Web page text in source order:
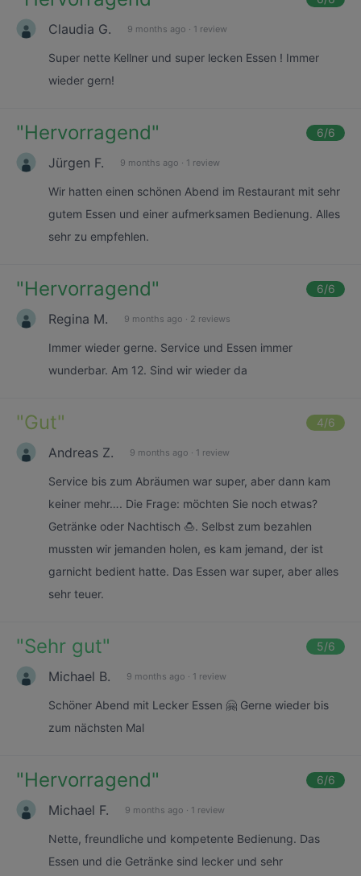
Claudia G. 9 months ago · 1 review
Super nette Kellner und super lecken Essen ! Immer
wieder gern!
"Hervorragend" 6/6
Jürgen F. 9 months ago · 1 review
Wir hatten einen schönen Abend im Restaurant mit sehr
gutem Essen und einer aufmerksamen Bedienung. Alles
sehr zu empfehlen.
"Hervorragend" 6/6
Regina M. 9 months ago · 2 reviews
Immer wieder gerne. Service und Essen immer
wunderbar. Am 12. Sind wir wieder da
"Gut" 4/6
Andreas Z. 9 months ago · 1 review
Service bis zum Abräumen war super, aber dann kam
keiner mehr…. Die Frage: möchten Sie noch etwas?
Getränke oder Nachtisch 🍮. Selbst zum bezahlen
mussten wir jemanden holen, es kam jemand, der ist
garnicht bedient hatte. Das Essen war super, aber alles
sehr teuer.
"Sehr gut" 5/6
Michael B. 9 months ago · 1 review
Schöner Abend mit Lecker Essen 🤗 Gerne wieder bis
zum nächsten Mal
"Hervorragend" 6/6
Michael F. 9 months ago · 1 review
Nette, freundliche und kompetente Bedienung. Das
Essen und die Getränke sind lecker und sehr